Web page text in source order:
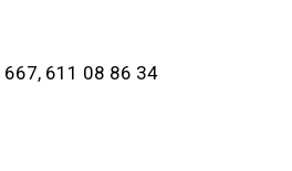
611 08 86 34